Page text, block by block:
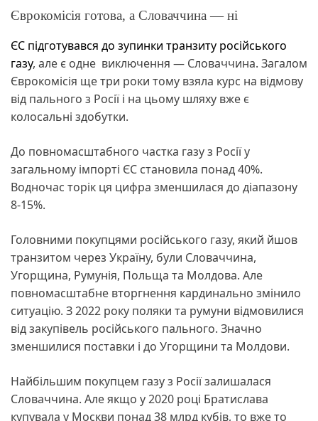
Єврокомісія готова, а Словаччина — ні
ЄС підготувався до зупинки транзиту російського
газу, але є одне виключення — Словаччина. Загалом
Єврокомісія ще три роки тому взяла курс на відмову
від пального з Росії і на цьому шляху вже є
колосальні здобутки.
До повномасштабного частка газу з Росії у
загальному імпорті ЄС становила понад 40%.
Водночас торік ця цифра зменшилася до діапазону
8-15%.
Головними покупцями російського газу, який йшов
транзитом через Україну, були Словаччина,
Угорщина, Румунія, Польща та Молдова. Але
повномасштабне вторгнення кардинально змінило
ситуацію. З 2022 року поляки та румуни відмовилися
від закупівель російського пального. Значно
зменшилися поставки і до Угорщини та Молдови.
Найбільшим покупцем газу з Росії залишалася
Словаччина. Але якщо у 2020 році Братислава
купувала у Москви понад 38 млрд кубів, то вже то